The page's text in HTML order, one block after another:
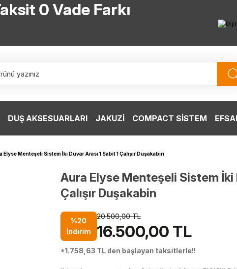
0 Vade Farkı
HERYERİNE ÜCRETSİZ KARGO
DUŞ AKSESUARLARI JAKUZİ COMPACT SİSTEM
Elyse Menteşeli Sistem İki Duvar Arası 1 Sabit 1 Çalışır Duşakabin
Aura Elyse Menteşeli Sistem İki
Çalışır Duşakabin
%20
İndirim
20.500,00 TL
16.500,00 TL
*1.758,63 TL den başlayan taksitlerle!!